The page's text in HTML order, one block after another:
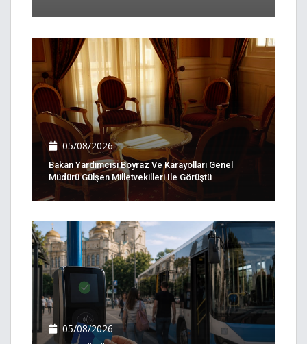
05/08/2026
Bakan Yardımcısı Boyraz Ve Karayolları Genel
Müdürü Gülşen Milletvekilleri Ile Görüştü
05/08/2026